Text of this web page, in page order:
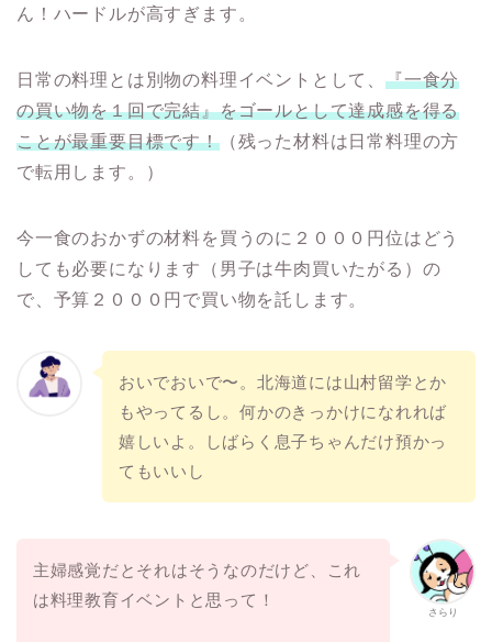
ん！ハードルが高すぎます。
日常の料理とは別物の料理イベントとして、 『一食分
の買い物を１回で完結』をゴールとして達成感を得る
ことが最重要目標です！（残った材料は日常料理の方
で転用します。）
今一食のおかずの材料を買うのに２０００円位はどう
しても必要になります（男子は牛肉買いたがる）の
で、予算２０００円で買い物を託します。
おいでおいで〜。北海道には山村留学とか
もやってるし。何かのきっかけになれれば
嬉しいよ。しばらく息子ちゃんだけ預かっ
てもいいし
さらり
主婦感覚だとそれはそうなのだけど、これ
は料理教育イベントと思って！